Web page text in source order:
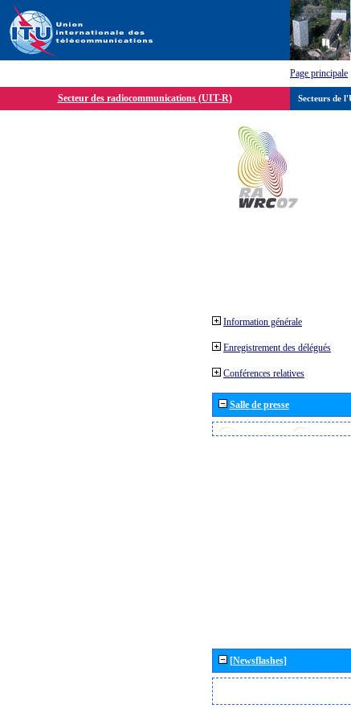
Page principale
Secteur des radiocommunications (UIT-R)
Information générale
Enregistrement des délégués
Conférences relatives
Salle de presse
[Newsflashes]
Secteurs de